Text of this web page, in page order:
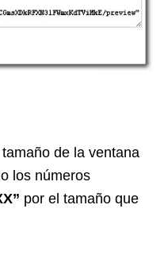
de la ventana
los números
por el tamaño que